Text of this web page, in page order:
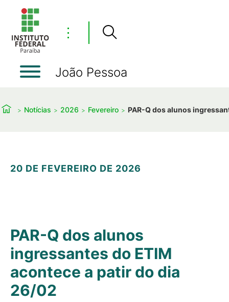
⋮
João Pessoa
Notícias 2026 Fevereiro PAR-Q dos alunos
20 DE FEVEREIRO DE 2026
PAR-Q dos alunos
ingressantes do ETIM
acontece a patir do dia
26/02